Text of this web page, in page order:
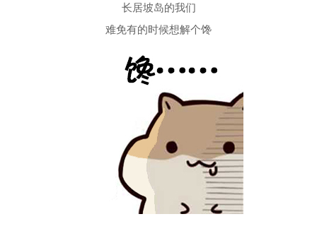
长居坡岛的我们
难免有的时候想解个馋